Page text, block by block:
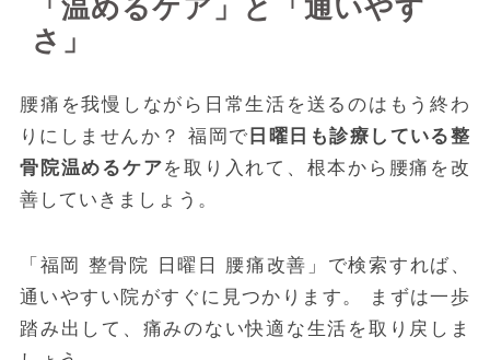
「温めるケア」と「通いやす
さ」
腰痛を我慢しながら日常生活を送るのはもう終わ
りにしませんか？ 福岡で 日曜日も診療している整
骨院温めるケアを取り入れて、根本から腰痛を改
善していきましょう。
「福岡 整骨院 日曜日 腰痛改善」で検索すれば、
通いやすい院がすぐに見つかります。 まずは一歩
踏み出して、痛みのない快適な生活を取り戻しま